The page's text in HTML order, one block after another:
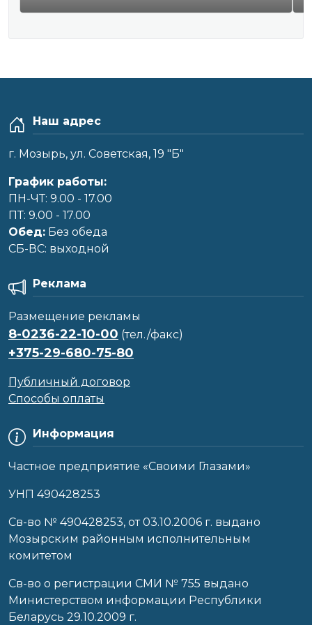
Наш адрес
г. Мозырь, ул. Советская, 19 "Б"
График работы:
ПН-ЧТ: 9.00 - 17.00
ПТ: 9.00 - 17.00
Обед: Без обеда
CБ-ВС: выходной
Информация
Частное предприятие «Своими Глазами»
УНП 490428253
Cв-во № 490428253, от 03.10.2006 г. выдано
Мозырским районным исполнительным
комитетом
Св-во о регистрации СМИ № 755 выдано
Министерством информации Республики
Беларусь 29.10.2009 г.
Реклама
Размещение рекламы
8-0236-22-10-00 (тел./факс)
+375-29-680-75-80
Публичный договор
Способы оплаты